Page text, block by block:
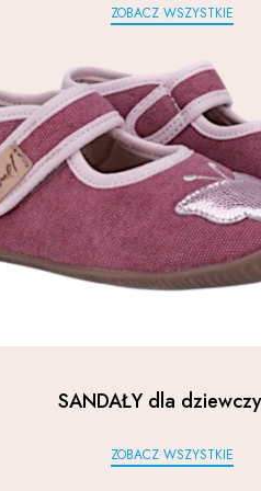
ZOBACZ WSZYSTKIE
SANDAŁY dla
ZOBACZ WSZYSTKIE